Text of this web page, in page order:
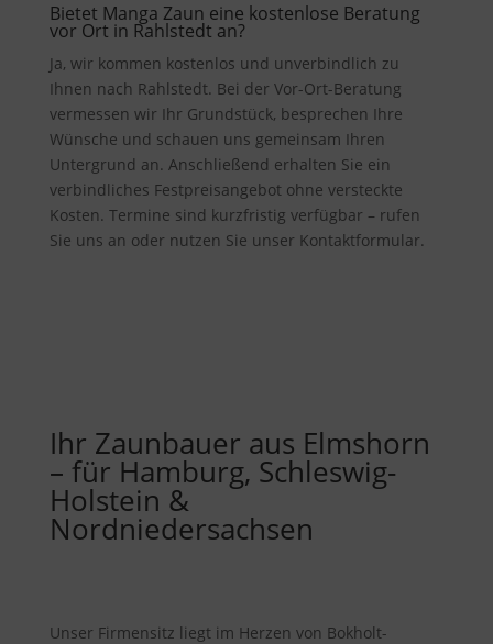
Bietet Manga Zaun eine kostenlose Beratung
vor Ort in Rahlstedt an?
Ja, wir kommen kostenlos und unverbindlich zu
Ihnen nach Rahlstedt. Bei der Vor-Ort-Beratung
vermessen wir Ihr Grundstück, besprechen Ihre
Wünsche und schauen uns gemeinsam Ihren
Untergrund an. Anschließend erhalten Sie ein
verbindliches Festpreisangebot ohne versteckte
Kosten. Termine sind kurzfristig verfügbar – rufen
Sie uns an oder nutzen Sie unser Kontaktformular.
Ihr Zaunbauer aus Elmshorn
– für Hamburg, Schleswig-
Holstein &
Nordniedersachsen
Unser Firmensitz liegt im Herzen von Bokholt-